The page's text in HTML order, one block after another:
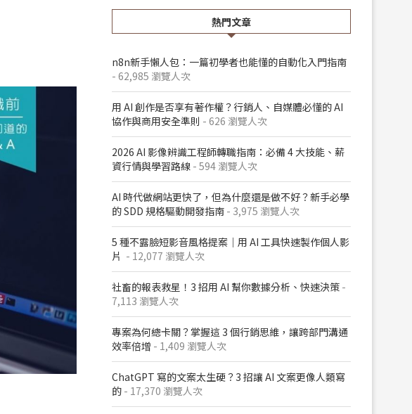
熱門文章
n8n新手懶人包：一篇初學者也能懂的自動化入門指南
- 62,985 瀏覽人次
用 AI 創作是否享有著作權？行銷人、自媒體必懂的 AI
協作與商用安全準則 - 626 瀏覽人次
2026 AI 影像辨識工程師轉職指南：必備 4 大技能、薪
資行情與學習路線 - 594 瀏覽人次
AI 時代做網站更快了，但為什麼還是做不好？新手必學
的 SDD 規格驅動開發指南 - 3,975 瀏覽人次
5 種不露臉短影音風格提案｜用 AI 工具快速製作個人影
片 - 12,077 瀏覽人次
社畜的報表救星！3 招用 AI 幫你數據分析、快速決策 -
7,113 瀏覽人次
專案為何總卡關？掌握這 3 個行銷思維，讓跨部門溝通
效率倍增 - 1,409 瀏覽人次
ChatGPT 寫的文案太生硬？3 招讓 AI 文案更像人類寫
的 - 17,370 瀏覽人次